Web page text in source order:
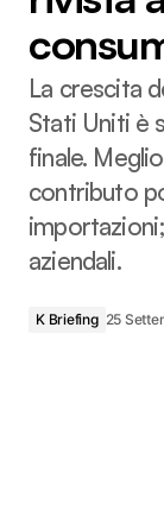
La crescita
Stati Uniti è
finale.
contributo
aziendali.
K Briefing 25